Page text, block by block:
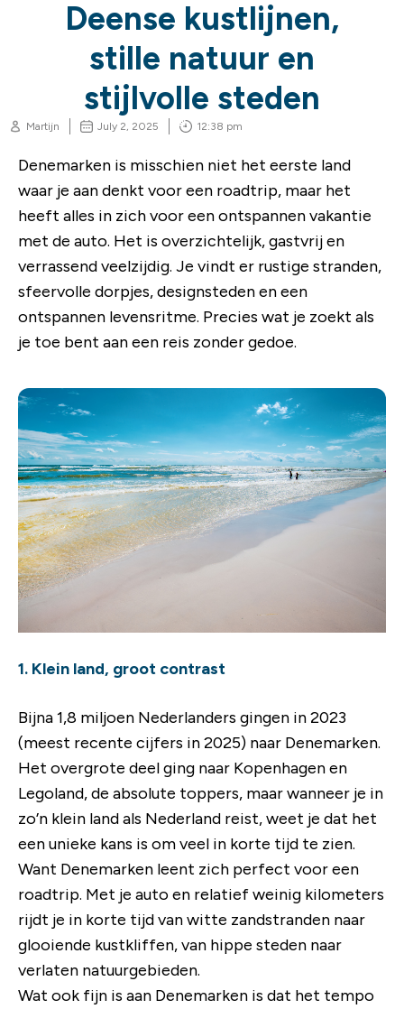
Deense kustlijnen,
stille natuur en
stijlvolle steden
Martijn July 2, 2025 12:38 pm
Denemarken is misschien niet het eerste land
waar je aan denkt voor een roadtrip, maar het
heeft alles in zich voor een ontspannen vakantie
met de auto. Het is overzichtelijk, gastvrij en
verrassend veelzijdig. Je vindt er rustige stranden,
sfeervolle dorpjes, designsteden en een
ontspannen levensritme. Precies wat je zoekt als
je toe bent aan een reis zonder gedoe.
1. Klein land, groot contrast
Bijna 1,8 miljoen Nederlanders gingen in 2023
(meest recente cijfers in 2025) naar Denemarken.
Het overgrote deel ging naar Kopenhagen en
Legoland, de absolute toppers, maar wanneer je in
zo’n klein land als Nederland reist, weet je dat het
een unieke kans is om veel in korte tijd te zien.
Want Denemarken leent zich perfect voor een
roadtrip. Met je auto en relatief weinig kilometers
rijdt je in korte tijd van witte zandstranden naar
glooiende kustkliffen, van hippe steden naar
verlaten natuurgebieden.
Wat ook fijn is aan Denemarken is dat het tempo